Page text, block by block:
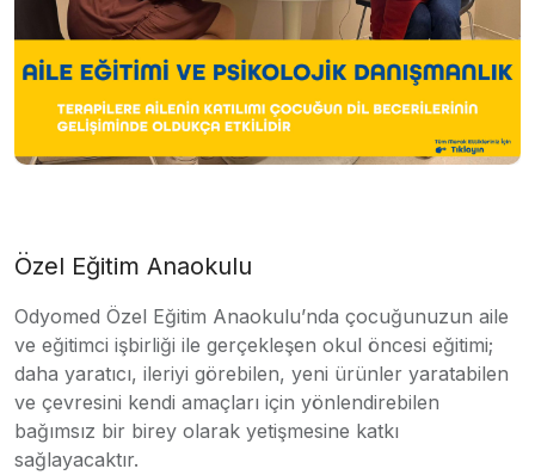
Özel Eğitim Anaokulu
Odyomed Özel Eğitim Anaokulu’nda çocuğunuzun aile
ve eğitimci işbirliği ile gerçekleşen okul öncesi eğitimi;
daha yaratıcı, ileriyi görebilen, yeni ürünler yaratabilen
ve çevresini kendi amaçları için yönlendirebilen
bağımsız bir birey olarak yetişmesine katkı
sağlayacaktır.